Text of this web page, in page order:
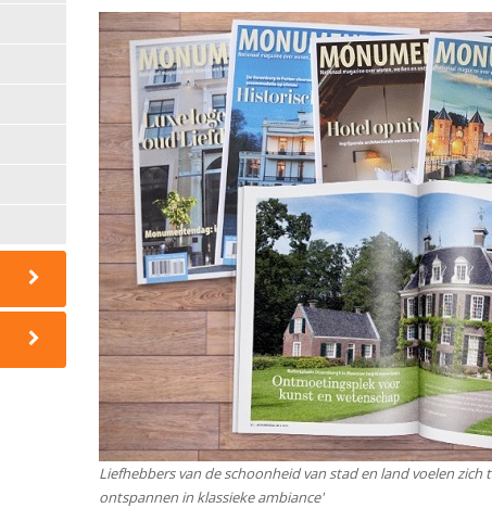
Liefhebbers van de schoonheid van stad en land voelen
ontspannen in klassieke ambiance'